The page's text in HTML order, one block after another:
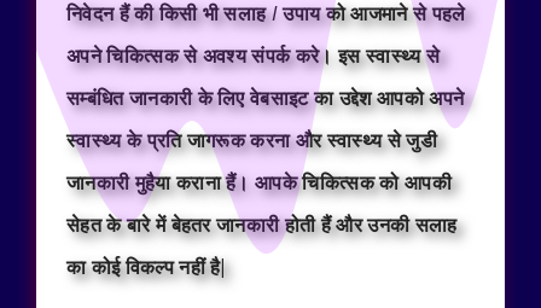
निवेदन हैं की किसी भी सलाह / उपाय को आजमाने से पहले
अपने चिकित्सक से अवश्य संपर्क करे। इस स्वास्थ्य से
सम्बंधित जानकारी के लिए वेबसाइट का उद्देश आपको अपने
स्वास्थ्य के प्रति जागरूक करना और स्वास्थ्य से जुडी
जानकारी मुहैया कराना हैं। आपके चिकित्सक को आपकी
सेहत के बारे में बेहतर जानकारी होती हैं और उनकी सलाह
का कोई विकल्प नहीं है|